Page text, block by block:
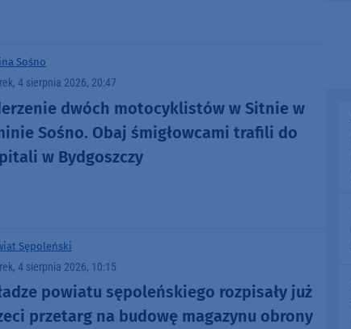
Sośno
4 sierpnia 2026, 20:47
dwóch motocyklistów w Sitnie w
Sośno. Obaj śmigłowcami trafili do
w Bydgoszczy
Sępoleński
4 sierpnia 2026, 10:15
powiatu sępoleńskiego rozpisały już
przetarg na budowę magazynu obrony